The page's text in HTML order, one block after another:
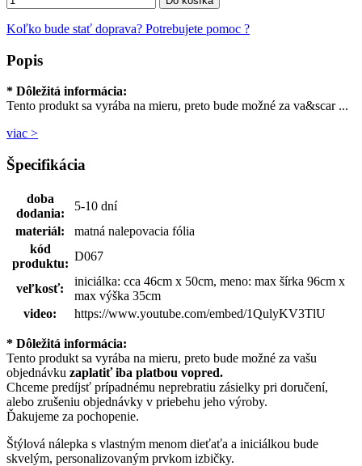
Koľko bude stať doprava? Potrebujete pomoc ?
Popis
* Dôležitá informácia:
Tento produkt sa vyrába na mieru, preto bude možné za va&scar ...
viac >
Špecifikácia
doba
dodania:
5-10 dní
materiál:
matná nalepovacia fólia
kód
produktu:
D067
veľkosť:
iniciálka: cca 46cm x 50cm, meno: max šírka 96cm x
max výška 35cm
video:
https://www.youtube.com/embed/1QulyKV3TlU
* Dôležitá informácia:
Tento produkt sa vyrába na mieru, preto bude možné za vašu
objednávku zaplatiť iba platbou vopred.
Chceme predíjsť prípadnému neprebratiu zásielky pri doručení,
alebo zrušeniu objednávky v priebehu jeho výroby.
Ďakujeme za pochopenie.
Štýlová nálepka s vlastným menom dieťaťa a iniciálkou bude
skvelým, personalizovaným prvkom izbičky.